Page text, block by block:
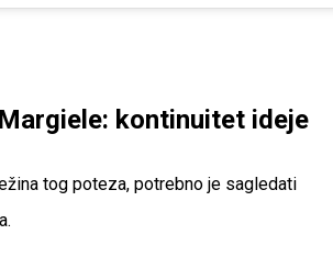
kontinuitet ideje
tog poteza, potrebno je sagledati